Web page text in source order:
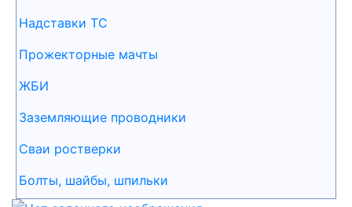
Надставки ТС
Прожекторные мачты
ЖБИ
Заземляющие проводники
Сваи ростверки
Болты, шайбы, шпильки